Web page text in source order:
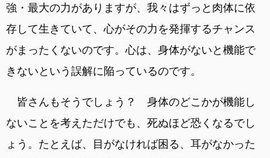
強・最大の力がありますが、我々はずっと肉体に依
存して生きていて、心がその力を発揮するチャンス
がまったくないのです。心は、身体がないと機能で
きないという誤解に陥っているのです。
皆さんもそうでしょう？ 身体のどこかが機能し
ないことを考えただけでも、死ぬほど恐くなるでし
ょう。たとえば、目がなければ困る、耳がなかった